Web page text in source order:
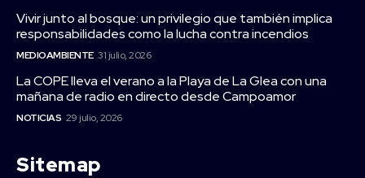
Vivir junto al bosque: un privilegio que también implica
responsabilidades como la lucha contra incendios
MEDIOAMBIENTE 31 julio, 2026
La COPE lleva el verano a la Playa de La Glea con una
mañana de radio en directo desde Campoamor
NOTICIAS 29 julio, 2026
Sitemap